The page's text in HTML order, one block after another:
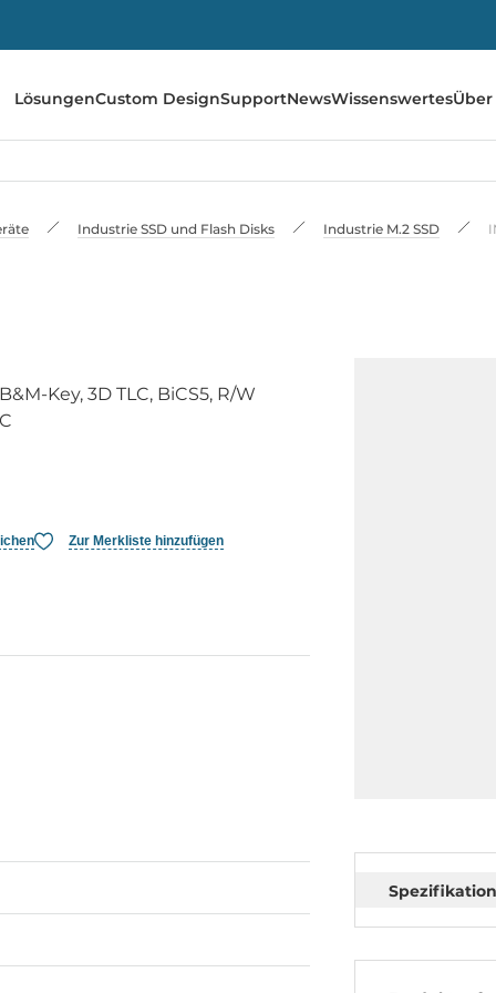
LösungenCustom DesignSupportNewsWissenswertes
Industrie SSD und Flash Disks Industrie M.2 SSD
Key, 3D TLC, BiCS5, R/W
Zur Merkliste hinzufügen